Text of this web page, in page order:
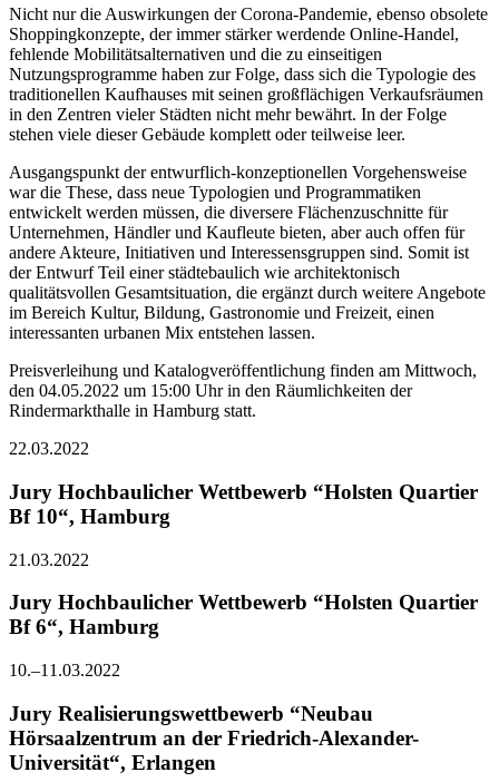
Nicht nur die Auswirkungen der Corona-Pandemie, ebenso obsolete
Shoppingkonzepte, der immer stärker werdende Online-Handel,
fehlende Mobilitätsalternativen und die zu einseitigen
Nutzungsprogramme haben zur Folge, dass sich die Typologie des
traditionellen Kaufhauses mit seinen großflächigen Verkaufsräumen
in den Zentren vieler Städten nicht mehr bewährt. In der Folge
stehen viele dieser Gebäude komplett oder teilweise leer.
Ausgangspunkt der entwurflich-konzeptionellen Vorgehensweise
war die These, dass neue Typologien und Programmatiken
entwickelt werden müssen, die diversere Flächenzuschnitte für
Unternehmen, Händler und Kaufleute bieten, aber auch offen für
andere Akteure, Initiativen und Interessensgruppen sind. Somit ist
der Entwurf Teil einer städtebaulich wie architektonisch
qualitätsvollen Gesamtsituation, die ergänzt durch weitere Angebote
im Bereich Kultur, Bildung, Gastronomie und Freizeit, einen
interessanten urbanen Mix entstehen lassen.
Preisverleihung und Katalogveröffentlichung finden am Mittwoch,
den 04.05.2022 um 15:00 Uhr in den Räumlichkeiten der
Rindermarkthalle in Hamburg statt.
22.03.2022
Jury Hochbaulicher Wettbewerb “Holsten Quartier
Bf 10“, Hamburg
21.03.2022
Jury Hochbaulicher Wettbewerb “Holsten Quartier
Bf 6“, Hamburg
10.–11.03.2022
Jury Realisierungswettbewerb “Neubau
Hörsaalzentrum an der Friedrich-Alexander-
Universität“, Erlangen